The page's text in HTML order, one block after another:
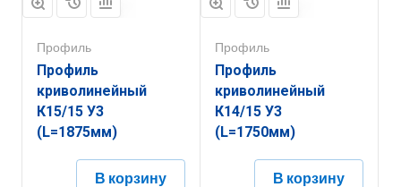
Профиль
Профиль
криволинейный
К15/15 У3
(L=1875мм)
В корзину
Профиль
Профиль
криволинейный
К14/15 У3
(L=1750мм)
В корзину